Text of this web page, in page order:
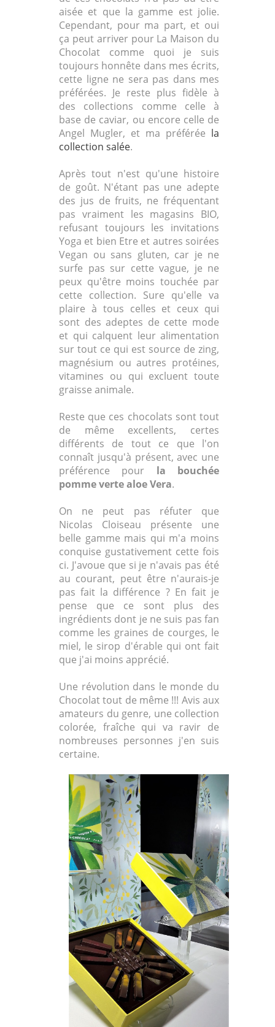
aisée et que la gamme est jolie.
Cependant, pour ma part, et oui
ça peut arriver pour La Maison du
Chocolat comme quoi je suis
toujours honnête dans mes écrits,
cette ligne ne sera pas dans mes
préférées. Je reste plus fidèle à
des collections comme celle à
base de caviar, ou encore celle de
Angel Mugler, et ma préférée la
collection salée.
Après tout n'est qu'une histoire
de goût. N'étant pas une adepte
des jus de fruits, ne fréquentant
pas vraiment les magasins BIO,
refusant toujours les invitations
Yoga et bien Etre et autres soirées
Vegan ou sans gluten, car je ne
surfe pas sur cette vague, je ne
peux qu'être moins touchée par
cette collection. Sure qu'elle va
plaire à tous celles et ceux qui
sont des adeptes de cette mode
et qui calquent leur alimentation
sur tout ce qui est source de zing,
magnésium ou autres protéines,
vitamines ou qui excluent toute
graisse animale.
Reste que ces chocolats sont tout
de même excellents, certes
différents de tout ce que l'on
connaît jusqu'à présent, avec une
préférence pour la bouchée
pomme verte aloe Vera.
On ne peut pas réfuter que
Nicolas Cloiseau présente une
belle gamme mais qui m'a moins
conquise gustativement cette fois
ci. J'avoue que si je n'avais pas été
au courant, peut être n'aurais-je
pas fait la différence ? En fait je
pense que ce sont plus des
ingrédients dont je ne suis pas fan
comme les graines de courges, le
miel, le sirop d'érable qui ont fait
que j'ai moins apprécié.
Une révolution dans le monde du
Chocolat tout de même !!! Avis aux
amateurs du genre, une collection
colorée, fraîche qui va ravir de
nombreuses personnes j'en suis
certaine.